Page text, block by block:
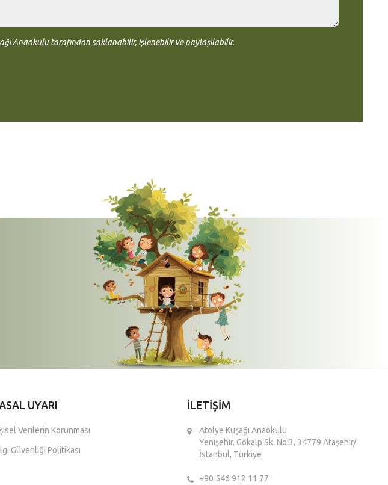
Anaokulu tarafından saklanabilir, işlenebilir ve paylaşılabilir.
UYARI
Verilerin Korunması
Güvenliği Politikası
İLETİŞİM
Atölye Kuşağı Anaokulu
Yenişehir, Gökalp Sk. No:3, 34779 Ataşehir/
İstanbul, Türkiye
+90 546 912 11 77